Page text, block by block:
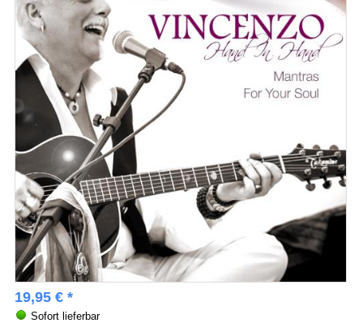
19,95 € *
Sofort lieferbar